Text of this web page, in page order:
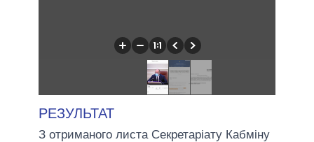
РЕЗУЛЬТАТ
З отриманого листа Секретаріату Кабміну